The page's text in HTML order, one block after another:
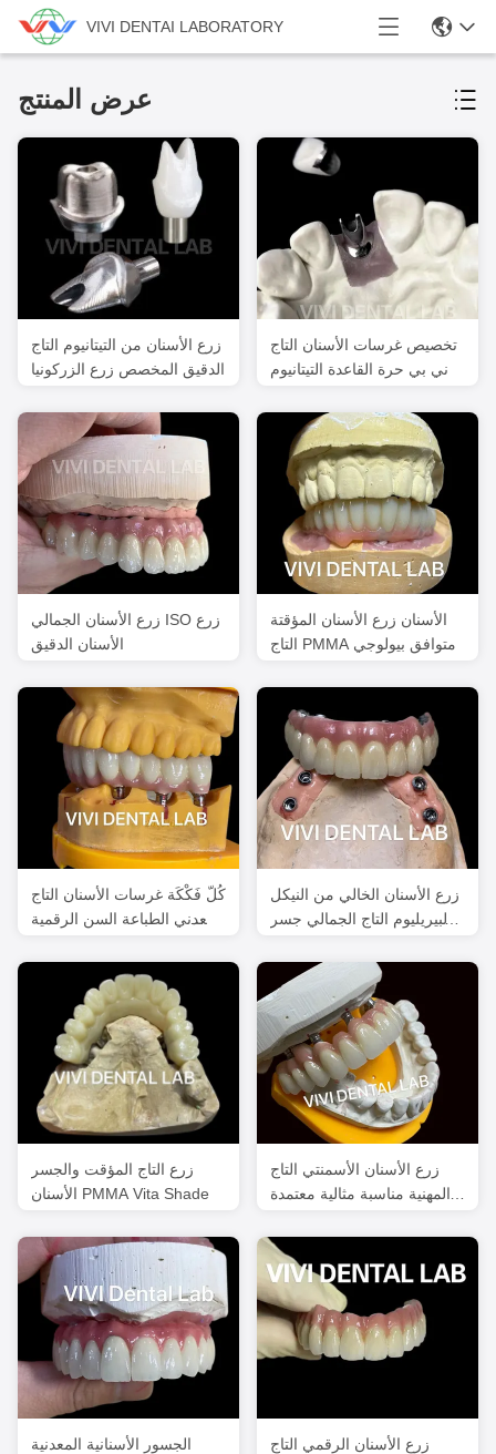
VIVI DENTAI LABORATORY
عرض المنتج
زرع الأسنان من التيتانيوم التاج
الدقيق المخصص زرع الزركونيا
تخصيص غرسات الأسنان التاج
ني بي حرة القاعدة التيتانيوم
زرع الأسنان الجمالي ISO زرع
الأسنان الدقيق
الأسنان زرع الأسنان المؤقتة
التاج PMMA متوافق بيولوجي
كُلّ فَكْكَة غرسات الأسنان التاج
المعدني الطباعة السن الرقمية
زرع الأسنان الخالي من النيكل
البيريليوم التاج الجمالي جسر
زرع التاج المؤقت والجسر
الأسنان PMMA Vita Shade
زرع الأسنان الأسمنتي التاج
المهنية مناسبة مثالية معتمدة
الجسور الأسنانية المعدنية
زرع الأسنان الرقمي التاج